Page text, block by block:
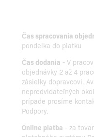
Čas spracovania
pondelka do piatku
Čas dodania - V
objednávky 2 až 4
zásielky dopravcovi.
nepredvídateľných
prípade prosíme
Podpory.
Online platba - za